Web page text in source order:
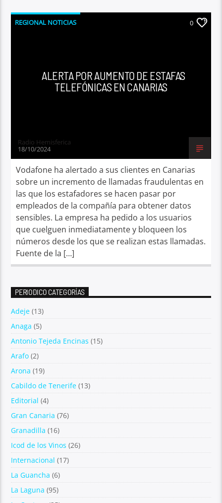
REGIONAL NOTICIAS 0
ALERTA POR AUMENTO DE ESTAFAS
TELEFÓNICAS EN CANARIAS
Radio Hemisferica
18/10/2024
Vodafone ha alertado a sus clientes en Canarias
sobre un incremento de llamadas fraudulentas en
las que los estafadores se hacen pasar por
empleados de la compañía para obtener datos
sensibles. La empresa ha pedido a los usuarios
que cuelguen inmediatamente y bloqueen los
números desde los que se realizan estas llamadas.
Fuente de la […]
PERIODICO CATEGORÍAS
Adeje (13)
Anaga (5)
Antonio Tejeda Encinas (15)
Arafo (2)
Arona (19)
Cabildo de Tenerife (13)
Editorial (4)
Gran Canaria (76)
Granadilla (16)
Icod de los Vinos (26)
Internacional (17)
La Guancha (6)
La Laguna (95)